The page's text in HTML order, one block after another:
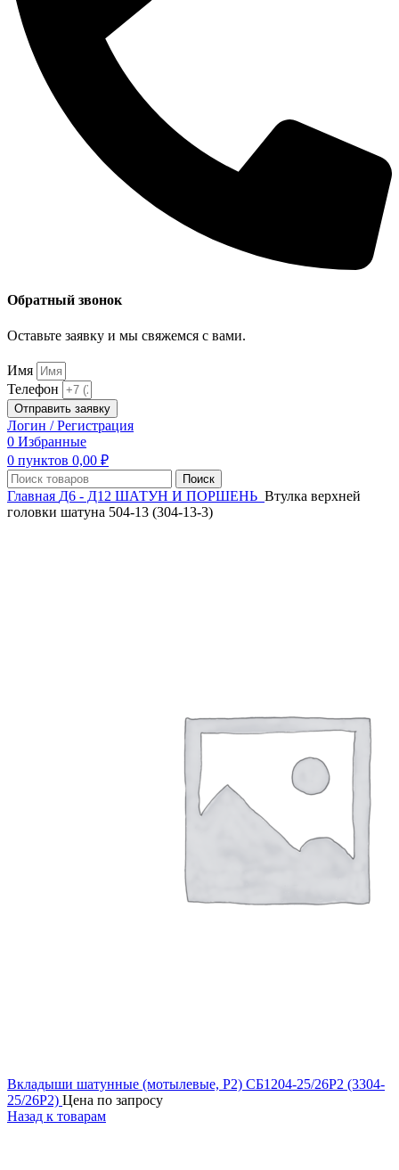
Обратный звонок
Оставьте заявку и мы свяжемся с вами.
Имя
Телефон
Отправить заявку
Логин / Регистрация
0 Избранные
0 пунктов 0,00 ₽
Поиск
Главная Д6 - Д12 ШАТУН И ПОРШЕНЬ Втулка верхней
головки шатуна 504-13 (304-13-3)
Вкладыши шатунные (мотылевые, Р2) СБ1204-25/26Р2 (3304-
25/26Р2) Цена по запросу
Назад к товарам